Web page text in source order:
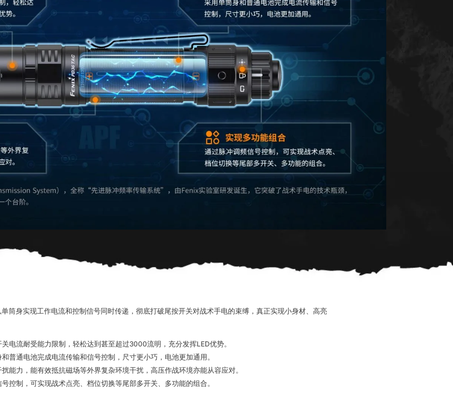
筒身实现工作电流和控制信号同时传递，彻底打破尾按开关对战术手电的束缚，真正实现小身材、高亮
电流耐受能力限制，轻松达到甚至超过3000流明，充分发挥LED优势。
普通电池完成电流传输和信号控制，尺寸更小巧，电池更加通用。
能力，能有效抵抗磁场等外界复杂环境干扰，高压作战环境亦能从容应对。
控制，可实现战术点亮、档位切换等尾部多开关、多功能的组合。